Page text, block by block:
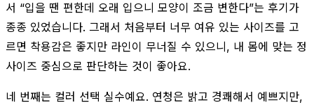
서 “입을 땐 편한데 오래 입으니 모양이 조금 변한다”는 후기가
종종 있었습니다. 그래서 처음부터 너무 여유 있는 사이즈를 고
르면 착용감은 좋지만 라인이 무너질 수 있으니, 내 몸에 맞는 정
사이즈 중심으로 판단하는 것이 좋아요.
네 번째는 컬러 선택 실수예요. 연청은 밝고 경쾌해서 예쁘지만,